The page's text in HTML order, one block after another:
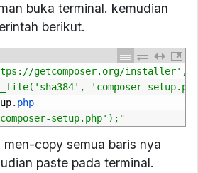
buka terminal. kemudian
berikut.
getcomposer.org/installer',
'composer-
. php
setup.php');"
copy semua baris nya
paste pada terminal.